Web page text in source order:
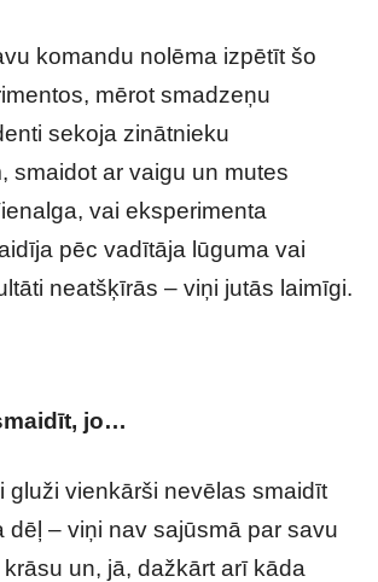
komandu nolēma izpētīt šo
mērot smadzeņu
sekoja zinātnieku
smaidot ar vaigu un mutes
vai eksperimenta
pēc vadītāja lūguma vai
neatšķīrās – viņi jutās laimīgi.
jo…
gluži vienkārši nevēlas smaidīt
dēļ – viņi nav sajūsmā par savu
un, jā, dažkārt arī kāda